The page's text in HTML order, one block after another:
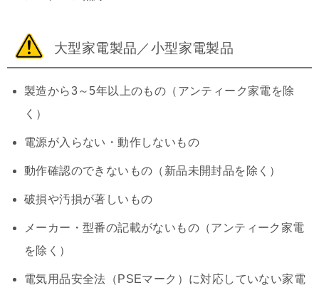
大型家電製品／小型家電製品
製造から3～5年以上のもの（アンティーク家電を除
く）
電源が入らない・動作しないもの
動作確認のできないもの（新品未開封品を除く）
破損や汚損が著しいもの
メーカー・型番の記載がないもの（アンティーク家電
を除く）
電気用品安全法（PSEマーク）に対応していない家電